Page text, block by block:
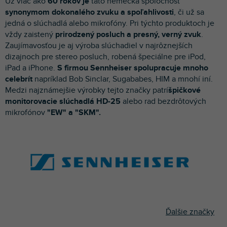
synonymom dokonalého zvuku a spoľahlivosti, či už sa
jedná o slúchadlá alebo mikrofóny. Pri týchto produktoch je
vždy zaistený prirodzený posluch a presný, verný zvuk.
Zaujímavosťou je aj výroba slúchadiel v najrôznejších
dizajnoch pre stereo posluch, robená špeciálne pre iPod,
iPad a iPhone. S firmou Sennheiser spolupracuje mnoho
celebrít napríklad Bob Sinclar, Sugababes, HIM a mnohí iní.
Medzi najznámejšie výrobky tejto značky patríšpičkové
monitorovacie slúchadlá HD-25 alebo rad bezdrôtových
mikrofónov "EW" a "SKM".
Ďalšie značky
p
r
o
d
u
k
t
o
v